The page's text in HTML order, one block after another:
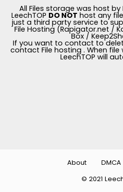
All Files storage was host
LeechTOP DO NOT host any
just a third party service to
File Hosting (Rapigator.net /
Box /
If you want to contact to
contact File hosting . When
LeechTOP will
© 2021
About DMCA